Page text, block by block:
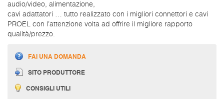
audio/video, alimentazione,
cavi adattatori … tutto realizzato con i migliori connettori e cavi
PROEL con l’attenzione volta ad offrire il migliore rapporto
qualità/prezzo.
FAI UNA DOMANDA
SITO PRODUTTORE
CONSIGLI UTILI